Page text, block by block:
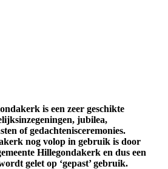
is een zeer geschikte
jubilea,
of gedachtenisceremonies.
nog volop in gebruik is door
Hillegondakerk en dus een
gelet op ‘gepast’ gebruik.